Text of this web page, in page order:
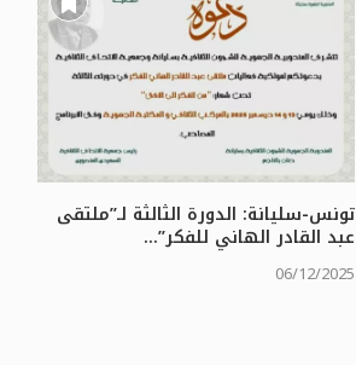
تونس-سليانة: الدورة الثالثة لـ”ملتقى
عبد القادر الهاني للفكر”...
06/12/2025